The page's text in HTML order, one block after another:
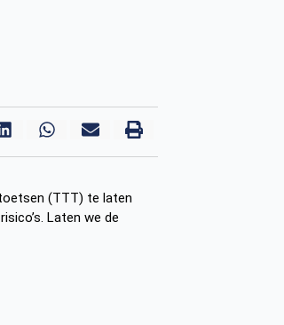
(TTT) te laten
Laten we de